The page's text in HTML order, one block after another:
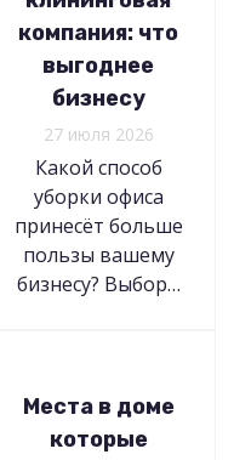
компания: что
выгоднее
бизнесу
27 июля 2026
Какой способ
уборки офиса
принесёт больше
пользы вашему
бизнесу? Выбор…
Места в доме
которые